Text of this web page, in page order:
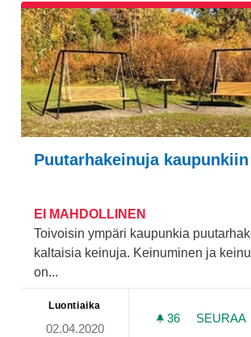
Puutarhakeinuja kaupunkiin
EI MAHDOLLINEN
Toivoisin ympäri kaupunkia
kaltaisia keinuja. Keinuminen ja
on...
Luontiaika
02.04.2020
36 36
SEURAA